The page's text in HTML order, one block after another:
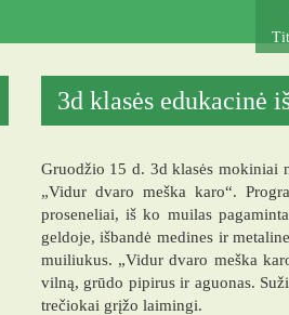
3d klasės edukacinė
Gruodžio 15 d. 3d klasės mokiniai
„Vidur dvaro meška karo“.
proseneliai, iš ko muilas
geldoje, išbandė medines ir
muiliukus. „Vidur dvaro meška
vilną, grūdo pipirus ir aguonas.
trečiokai grįžo laimingi.